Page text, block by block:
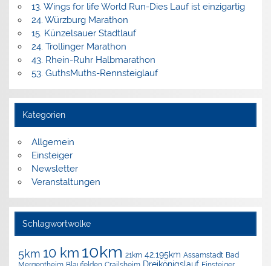
13. Wings for life World Run-Dies Lauf ist einzigartig
24. Würzburg Marathon
15. Künzelsauer Stadtlauf
24. Trollinger Marathon
43. Rhein-Ruhr Halbmarathon
53. GuthsMuths-Rennsteiglauf
Kategorien
Allgemein
Einsteiger
Newsletter
Veranstaltungen
Schlagwortwolke
5km 10 km 10km 21km 42.195km Assamstadt Bad
Dreikönigslauf